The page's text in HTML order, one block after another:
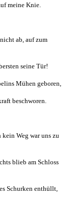
meine Knie.
ab, auf zum
seine Tür!
Mühen geboren,
beschworen.
Weg war uns zu
blieb am Schloss
Schurken enthüllt,